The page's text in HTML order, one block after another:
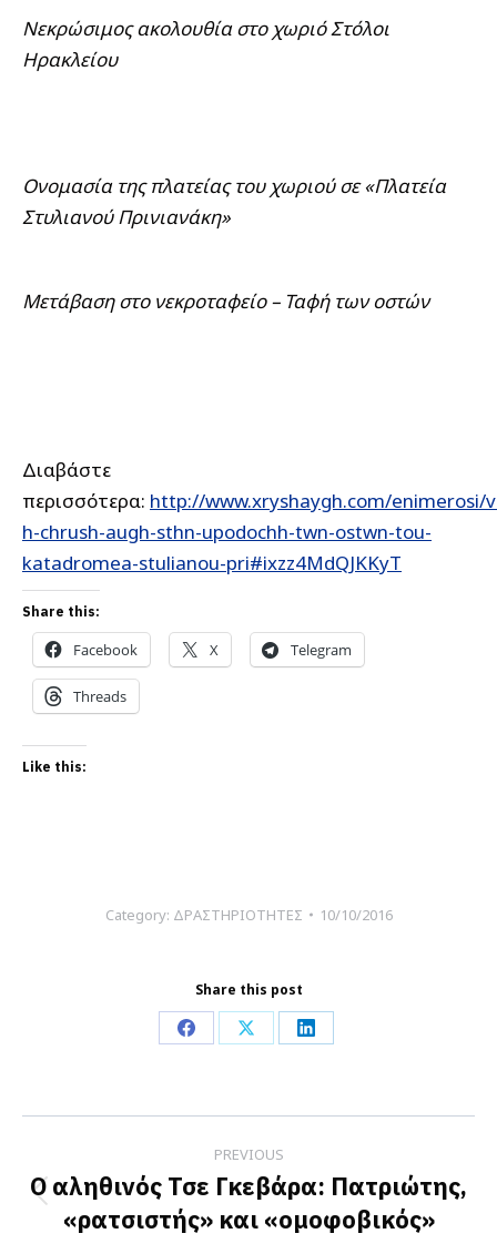
Νεκρώσιμος ακολουθία στο χωριό Στόλοι
Ηρακλείου
Ονομασία της πλατείας του χωριού σε «Πλατεία
Στυλιανού Πρινιανάκη»
Μετάβαση στο νεκροταφείο – Ταφή των οστών
Διαβάστε
περισσότερα: http://www.xryshaygh.com/enimerosi/
h-chrush-augh-sthn-upodochh-twn-ostwn-tou-
katadromea-stulianou-pri#ixzz4MdQJKKyT
Share this:
Facebook X Telegram
Threads
Like this:
Category: ΔΡΑΣΤΗΡΙΟΤΗΤΕΣ 10/10/2016
Share this post
Share
Facebook
Share
X
Share
LinkedIn
navigation
PREVIOUS
Previous
post:
Ο αληθινός Τσε Γκεβάρα: Πατριώτης,
«ρατσιστής» και «ομοφοβικός»